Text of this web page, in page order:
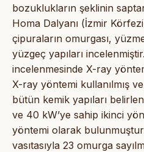
bozuklukların şeklinin
Homa Dalyanı (İzmir
çipuraların omurgası,
yüzgeç yapıları
incelenmesinde X-ray
X-ray yöntemi kullanılmış
bütün kemik yapıları
ve 40 kW’ye sahip ikinci
yöntemi olarak
vasıtasıyla 23 omurga